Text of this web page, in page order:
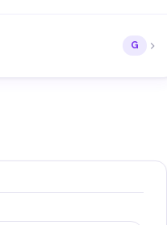
G